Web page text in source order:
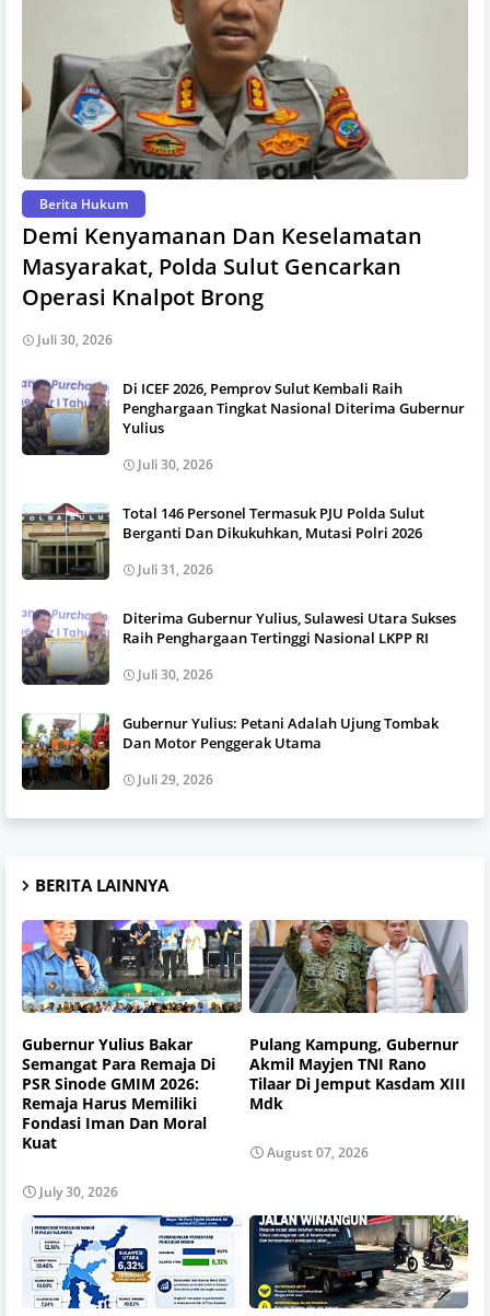
Berita Hukum
Demi Kenyamanan Dan Keselamatan
Masyarakat, Polda Sulut Gencarkan
Operasi Knalpot Brong
Juli 30, 2026
Di ICEF 2026, Pemprov Sulut Kembali Raih
Penghargaan Tingkat Nasional Diterima Gubernur
Yulius
Juli 30, 2026
Total 146 Personel Termasuk PJU Polda Sulut
Berganti Dan Dikukuhkan, Mutasi Polri 2026
Juli 31, 2026
Diterima Gubernur Yulius, Sulawesi Utara Sukses
Raih Penghargaan Tertinggi Nasional LKPP RI
Juli 30, 2026
Gubernur Yulius: Petani Adalah Ujung Tombak
Dan Motor Penggerak Utama
Juli 29, 2026
BERITA LAINNYA
Gubernur Yulius Bakar
Semangat Para Remaja Di
PSR Sinode GMIM 2026:
Remaja Harus Memiliki
Fondasi Iman Dan Moral
Kuat
July 30, 2026
Pulang Kampung, Gubernur
Akmil Mayjen TNI Rano
Tilaar Di Jemput Kasdam XIII
Mdk
August 07, 2026